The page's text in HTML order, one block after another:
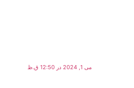
می 1, 2024 در 12:50 ق.ظ